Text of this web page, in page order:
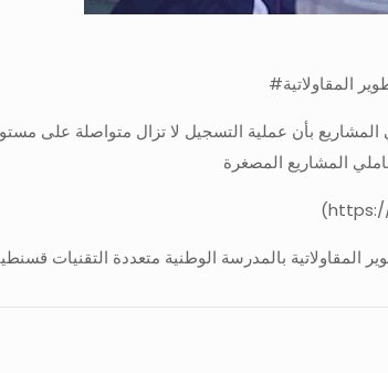
المقاولاتية
بأن عملية التسجيل لا تزال متواصلة على
المشاريع المصغرة